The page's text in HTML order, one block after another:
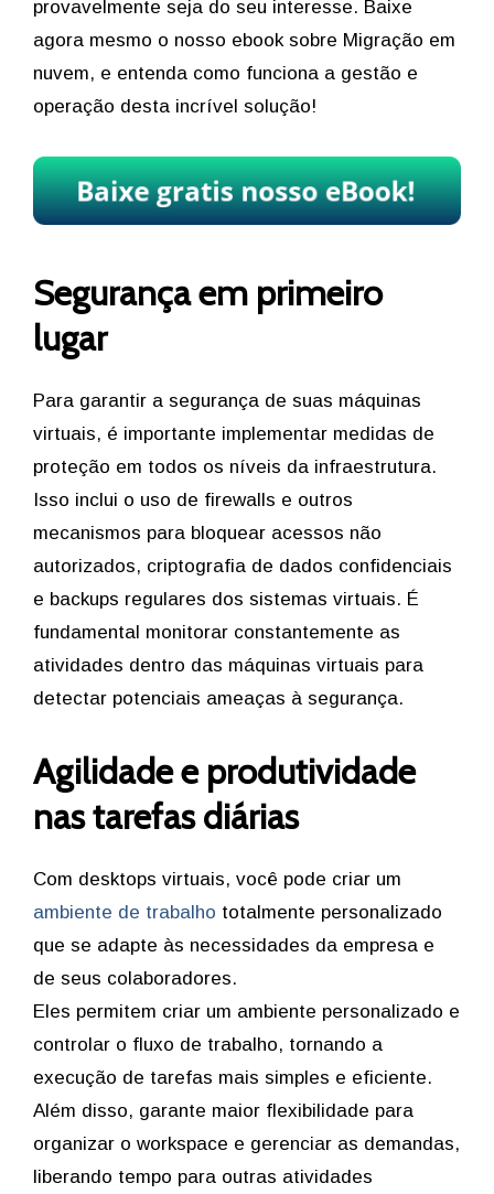
provavelmente seja do seu interesse. Baixe
agora mesmo o nosso ebook sobre Migração em
nuvem, e entenda como funciona a gestão e
operação desta incrível solução!
Segurança em primeiro
lugar
Para garantir a segurança de suas máquinas
virtuais, é importante implementar medidas de
proteção em todos os níveis da infraestrutura.
Isso inclui o uso de firewalls e outros
mecanismos para bloquear acessos não
autorizados, criptografia de dados confidenciais
e backups regulares dos sistemas virtuais. É
fundamental monitorar constantemente as
atividades dentro das máquinas virtuais para
detectar potenciais ameaças à segurança.
Agilidade e produtividade
nas tarefas diárias
Com desktops virtuais, você pode criar um
ambiente de trabalho totalmente personalizado
que se adapte às necessidades da empresa e
de seus colaboradores.
Eles permitem criar um ambiente personalizado e
controlar o fluxo de trabalho, tornando a
execução de tarefas mais simples e eficiente.
Além disso, garante maior flexibilidade para
organizar o workspace e gerenciar as demandas,
liberando tempo para outras atividades